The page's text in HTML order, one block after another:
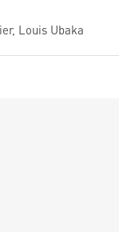
Louis Ubaka